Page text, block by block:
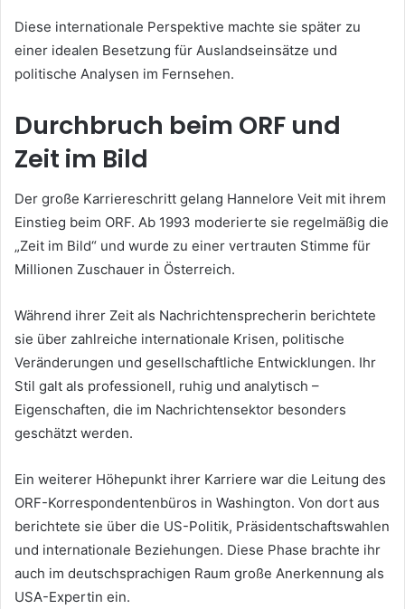
Diese internationale Perspektive machte sie später zu
einer idealen Besetzung für Auslandseinsätze und
politische Analysen im Fernsehen.
Durchbruch beim ORF und
Zeit im Bild
Der große Karriereschritt gelang Hannelore Veit mit ihrem
Einstieg beim ORF. Ab 1993 moderierte sie regelmäßig die
„Zeit im Bild“ und wurde zu einer vertrauten Stimme für
Millionen Zuschauer in Österreich.
Während ihrer Zeit als Nachrichtensprecherin berichtete
sie über zahlreiche internationale Krisen, politische
Veränderungen und gesellschaftliche Entwicklungen. Ihr
Stil galt als professionell, ruhig und analytisch –
Eigenschaften, die im Nachrichtensektor besonders
geschätzt werden.
Ein weiterer Höhepunkt ihrer Karriere war die Leitung des
ORF-Korrespondentenbüros in Washington. Von dort aus
berichtete sie über die US-Politik, Präsidentschaftswahlen
und internationale Beziehungen. Diese Phase brachte ihr
auch im deutschsprachigen Raum große Anerkennung als
USA-Expertin ein.